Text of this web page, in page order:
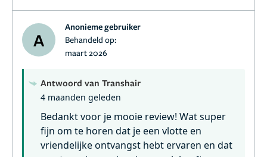
A
Anonieme gebruiker
Behandeld op:
maart 2026
Antwoord van Transhair
4 maanden geleden
Bedankt voor je mooie review! Wat super
fijn om te horen dat je een vlotte en
vriendelijke ontvangst hebt ervaren en dat